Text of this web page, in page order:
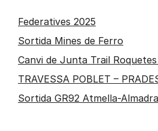
Federatives 2025
Sortida Mines de Ferro
Canvi de Junta Trail
TRAVESSA POBLET –
Sortida GR92 Atmella-